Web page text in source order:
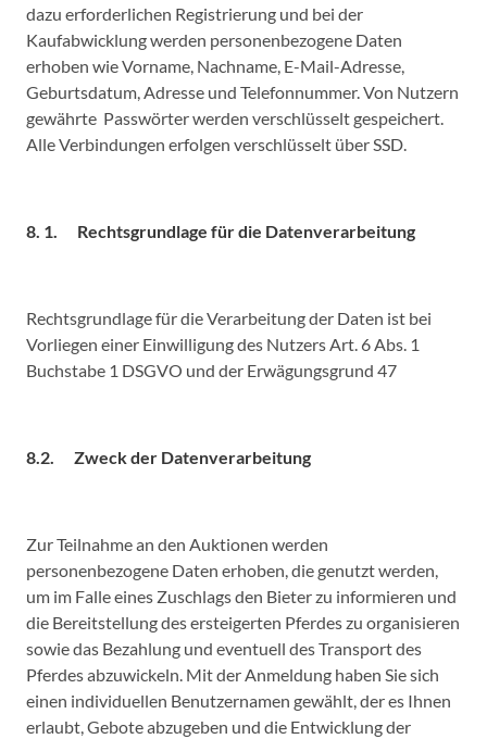
dazu erforderlichen Registrierung und bei der
Kaufabwicklung werden personenbezogene Daten
erhoben wie Vorname, Nachname, E-Mail-Adresse,
Geburtsdatum, Adresse und Telefonnummer. Von Nutzern
gewährte Passwörter werden verschlüsselt gespeichert.
Alle Verbindungen erfolgen verschlüsselt über SSD.
8. 1. Rechtsgrundlage für die Datenverarbeitung
Rechtsgrundlage für die Verarbeitung der Daten ist bei
Vorliegen einer Einwilligung des Nutzers Art. 6 Abs. 1
Buchstabe 1 DSGVO und der Erwägungsgrund 47
8.2. Zweck der Datenverarbeitung
Zur Teilnahme an den Auktionen werden
personenbezogene Daten erhoben, die genutzt werden,
um im Falle eines Zuschlags den Bieter zu informieren und
die Bereitstellung des ersteigerten Pferdes zu organisieren
sowie das Bezahlung und eventuell des Transport des
Pferdes abzuwickeln. Mit der Anmeldung haben Sie sich
einen individuellen Benutzernamen gewählt, der es Ihnen
erlaubt, Gebote abzugeben und die Entwicklung der